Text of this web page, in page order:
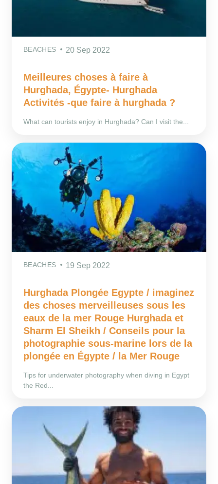
BEACHES 20 Sep 2022
Meilleures choses à faire à
Hurghada, Égypte- Hurghada
Activités -que faire à hurghada ?
What can tourists enjoy in Hurghada? Can I visit the...
BEACHES 19 Sep 2022
Hurghada Plongée Egypte / imaginez
des choses merveilleuses sous les
eaux de la mer Rouge Hurghada et
Sharm El Sheikh / Conseils pour la
photographie sous-marine lors de la
plongée en Égypte / la Mer Rouge
Tips for underwater photography when diving in Egypt
the Red...